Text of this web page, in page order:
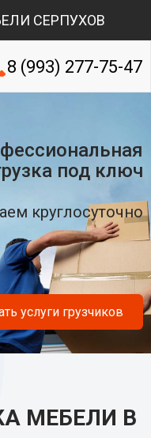
СЕРПУХОВ
8 (993) 277-75-47
под ключ
круглосуточно
услуги грузчиков
МЕБЕЛИ В